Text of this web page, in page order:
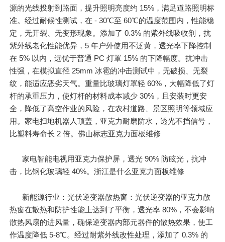
源的光线投射到路面，提升照明亮度约 15%，满足道路照明标
准。经过耐候性测试，在 - 30℃至 60℃的温度范围内，性能稳
定，无开裂、无变形现象。添加了 0.3% 的紫外线吸收剂，抗
紫外线老化性能优异，5 年户外使用不泛黄，透光率下降控制
在 5% 以内，远优于普通 PC 灯罩 15% 的下降幅度。抗冲击
性强，在模拟直径 25mm 冰雹的冲击测试中，无破损、无裂
纹，能适应恶劣天气。重量比玻璃灯罩轻 60%，大幅降低了灯
杆的承重压力，使灯杆的材料成本减少 30%，且安装时更安
全，降低了高空作业的风险，在农村道路、景区照明等领域应
用。家电扫地机器人顶盖，亚克力耐磨防水，透光不挡信号，
比塑料寿命长 2 倍。佛山标志亚克力面板维修
家电智能电视用亚克力保护屏，透光 90% 防眩光，抗冲
击，比钢化玻璃轻 40%。浙江是什么亚克力面板维修
新能源行业：光伏逆变器散热窗：光伏逆变器的亚克力散
热窗在散热和防护性能上达到了平衡，透光率 80%，不会影响
散热风扇的进风量，确保逆变器内部元器件的散热效果，使工
作温度降低 5-8℃。经过耐紫外线改性处理，添加了 0.3% 的